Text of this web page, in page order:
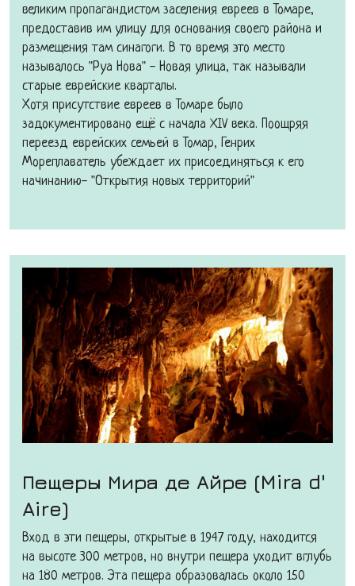
великим пропагандистом заселения евреев в Томаре,
предоставив им улицу для основания своего района и
размещения там синагоги. В то время это место
называлось "Руа Нова" - Новая улица, так называли
старые еврейские кварталы.
Хотя присутствие евреев в Томаре было
задокументировано ещё с начала XIV века. Поощряя
переезд еврейских семьей в Томар, Генрих
Мореплаватель убеждает их присоединяться к его
начинанию- "Открытия новых территорий"
Пещеры Мира де Айре (Mira d'
Aire)
Вход в эти пещеры, открытые в 1947 году, находится
на высоте 300 метров, но внутри пещера уходит вглубь
на 180 метров. Эта пещера образовалась около 150